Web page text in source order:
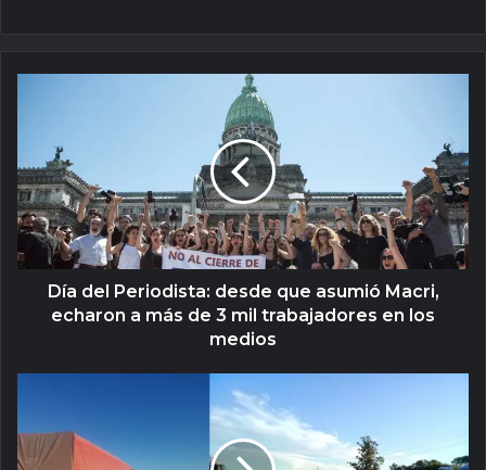
Día del Periodista: desde que asumió Macri,
echaron a más de 3 mil trabajadores en los
medios